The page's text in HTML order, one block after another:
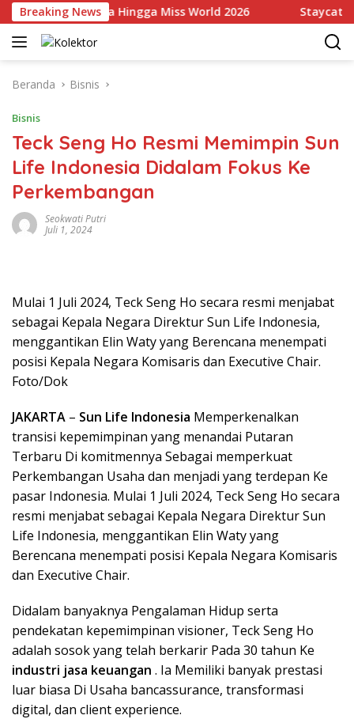
Langsung
ke
konten
Breaking News
Indonesia Hingga Miss World 2026 Staycation
Beranda Bisnis
Bisnis
Teck Seng Ho Resmi Memimpin Sun
Life Indonesia Didalam Fokus Ke
Perkembangan
Seokwati Putri
Juli 1, 2024
Mulai 1 Juli 2024, Teck Seng Ho secara resmi menjabat
sebagai Kepala Negara Direktur Sun Life Indonesia,
menggantikan Elin Waty yang Berencana menempati
posisi Kepala Negara Komisaris dan Executive Chair.
Foto/Dok
JAKARTA – Sun Life Indonesia Memperkenalkan
transisi kepemimpinan yang menandai Putaran
Terbaru Di komitmennya Sebagai memperkuat
Perkembangan Usaha dan menjadi yang terdepan Ke
pasar Indonesia. Mulai 1 Juli 2024, Teck Seng Ho secara
resmi menjabat sebagai Kepala Negara Direktur Sun
Life Indonesia, menggantikan Elin Waty yang
Berencana menempati posisi Kepala Negara Komisaris
dan Executive Chair.
Didalam banyaknya Pengalaman Hidup serta
pendekatan kepemimpinan visioner, Teck Seng Ho
adalah sosok yang telah berkarir Pada 30 tahun Ke
industri jasa keuangan . Ia Memiliki banyak prestasi
luar biasa Di Usaha bancassurance, transformasi
digital, dan client experience.